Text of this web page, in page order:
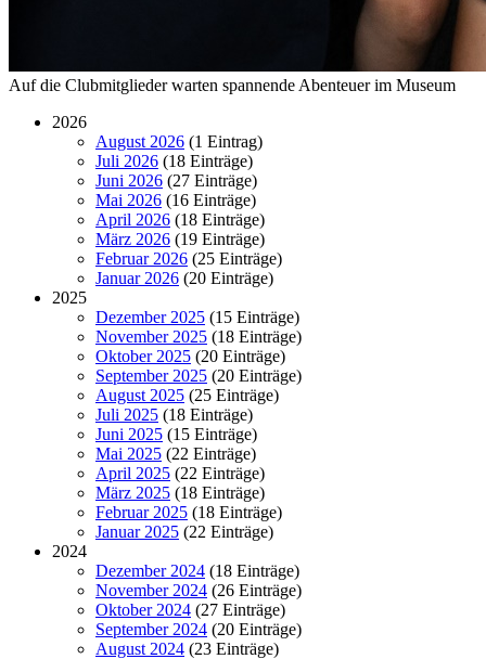
Auf die Clubmitglieder warten spannende Abenteuer im Museum
2026
August 2026 (1 Eintrag)
Juli 2026 (18 Einträge)
Juni 2026 (27 Einträge)
Mai 2026 (16 Einträge)
April 2026 (18 Einträge)
März 2026 (19 Einträge)
Februar 2026 (25 Einträge)
Januar 2026 (20 Einträge)
2025
Dezember 2025 (15 Einträge)
November 2025 (18 Einträge)
Oktober 2025 (20 Einträge)
September 2025 (20 Einträge)
August 2025 (25 Einträge)
Juli 2025 (18 Einträge)
Juni 2025 (15 Einträge)
Mai 2025 (22 Einträge)
April 2025 (22 Einträge)
März 2025 (18 Einträge)
Februar 2025 (18 Einträge)
Januar 2025 (22 Einträge)
2024
Dezember 2024 (18 Einträge)
November 2024 (26 Einträge)
Oktober 2024 (27 Einträge)
September 2024 (20 Einträge)
August 2024 (23 Einträge)